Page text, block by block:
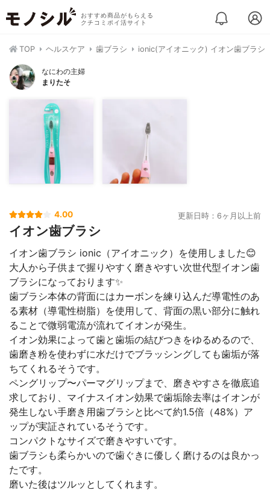
おすすめ商品がもらえる
クチコミポイ活サイト
TOP ヘルスケア 歯ブラシ ionic(アイオニック) イオン歯ブラシ
なにわの主婦
まりたそ
4.00 更新日時：6ヶ月以上前
イオン歯ブラシ
イオン歯ブラシ ionic（アイオニック）を使用しました😊
大人から子供まで握りやすく磨きやすい次世代型イオン歯
ブラシになっております✨
歯ブラシ本体の背面にはカーボンを練り込んだ導電性のあ
る素材（導電性樹脂）を使用して、背面の黒い部分に触れ
ることで微弱電流が流れてイオンが発生。
イオン効果によって歯と歯垢の結びつきをゆるめるので、
歯磨き粉を使わずに水だけでブラッシングしても歯垢が落
ちてくれるそうです。
ペングリップ〜パーマグリップまで、磨きやすさを徹底追
求しており、マイナスイオン効果で歯垢除去率はイオンが
発生しない手磨き用歯ブラシと比べて約1.5倍（48%）ア
ップが実証されているそうです。
コンパクトなサイズで磨きやすいです。
歯ブラシも柔らかいので歯ぐきに優しく磨けるのは良かっ
たです。
磨いた後はツルッとしてくれます。